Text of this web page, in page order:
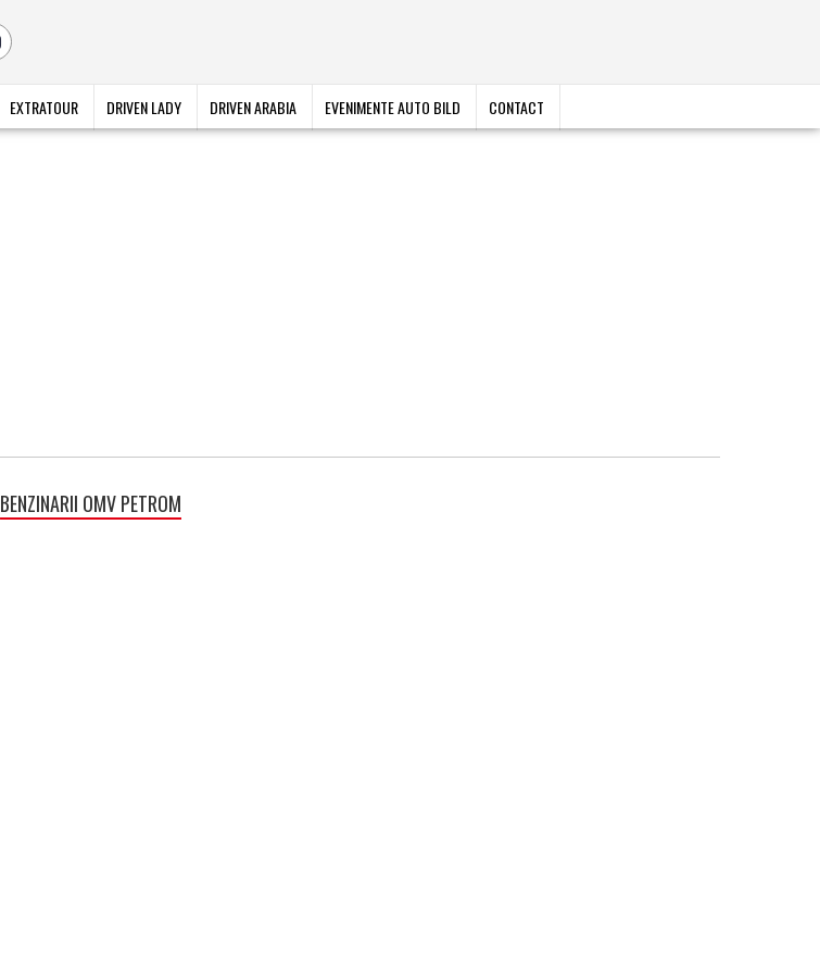
EXTRATOUR DRIVEN LADY DRIVEN ARABIA EVENIMENTE AUTO BILD CONTACT
BENZINARII OMV PETROM